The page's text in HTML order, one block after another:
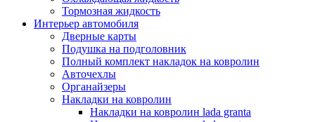
Тормозная жидкость
Интерьер автомобиля
Дверные карты
Подушка на подголовник
Полный комплект накладок на ковролин
Авточехлы
Органайзеры
Накладки на ковролин
Накладки на ковролин lada granta